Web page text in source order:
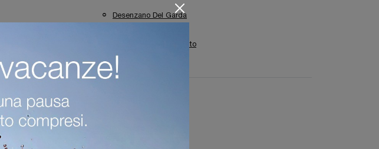
Desenzano Del Garda
Trento
Letti Miniforms Sirmione